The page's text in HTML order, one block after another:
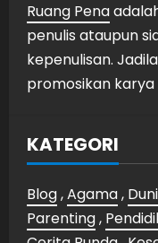
Ruang Pena
penulis ataupun
kepenulisan.
promosikan karya
KATEGORI
Blog,Agama,
Parenting,